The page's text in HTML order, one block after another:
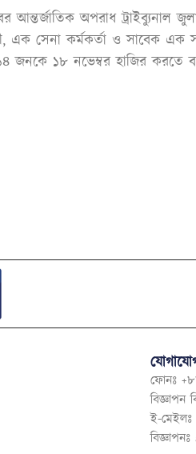
অপরাধ ট্রাইব্যুনাল
এক সেনা কর্মকর্তা ও সাবেক
জনকে ১৮ নভেম্বর হাজির করতে
ফোনঃ
ই-মেইলঃ
বিজ্ঞাপনঃ